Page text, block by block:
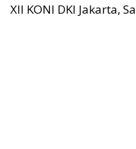
XII KONI DKI Jakarta,